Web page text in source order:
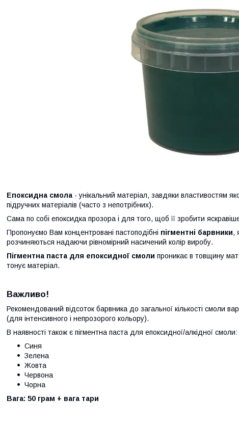
Епоксидна смола - унікальний матеріал, завдяки властивостям
підручних матеріалів (часто з непотрібних).
Сама по собі епоксидка прозора і для того, щоб її зробити
Пропонуємо Вам концентровані пастоподібні пігментні барвники,
розчиняються надаючи рівномірний насичений колір виробу.
Пігментна паста для епоксидної смоли проникає в товщину
тонує матеріал.
Важливо!
Рекомендований відсоток барвника до загальної кількості смоли
(для інтенсивного і непрозорого кольору).
В наявності також є пігментна паста для епоксидної/алкідної смоли:
Синя
Зелена
Жовта
Червона
Чорна
Вага: 50 грам + вага тари